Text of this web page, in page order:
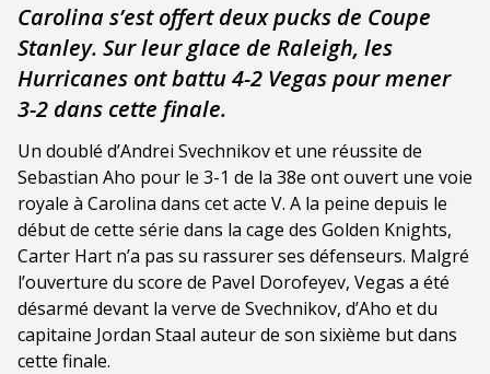
Carolina s’est offert deux pucks de Coupe
Stanley. Sur leur glace de Raleigh, les
Hurricanes ont battu 4-2 Vegas pour mener
3-2 dans cette finale.
Un doublé d’Andrei Svechnikov et une réussite de
Sebastian Aho pour le 3-1 de la 38e ont ouvert une voie
royale à Carolina dans cet acte V. A la peine depuis le
début de cette série dans la cage des Golden Knights,
Carter Hart n’a pas su rassurer ses défenseurs. Malgré
l’ouverture du score de Pavel Dorofeyev, Vegas a été
désarmé devant la verve de Svechnikov, d’Aho et du
capitaine Jordan Staal auteur de son sixième but dans
cette finale.